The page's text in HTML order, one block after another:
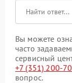
Вы можете
часто
сервисный
+7 (351) 200-
вопрос.